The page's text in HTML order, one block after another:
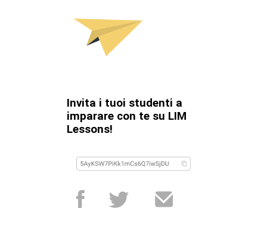
Invita i tuoi studenti a
imparare con te su LIM
Lessons!